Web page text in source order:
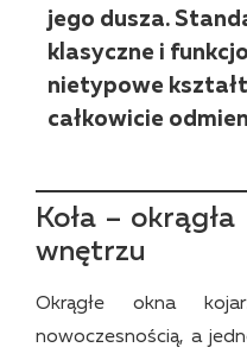
jego dusza.
klasyczne i
nietypowe
całkowicie
Koła –
wnętrzu
Okrągłe okna
nowoczesnością, a